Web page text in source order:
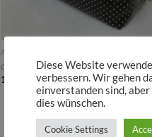
AUFBEWAHRUNG
dots small, grey
16,90
Diese Website
verbessern. Wir gehen
einverstanden sind, aber
dies wünschen.
Cookie Settings